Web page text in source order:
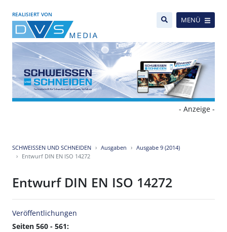
REALISIERT VON
MENÜ
- Anzeige -
SCHWEISSEN UND SCHNEIDEN Ausgaben
Ausgabe 9 (2014)
Entwurf DIN EN ISO 14272
Entwurf DIN EN ISO 14272
Veröffentlichungen
Seiten 560 - 561: